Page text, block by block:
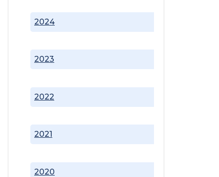
2020
2021
2022
2023
2024